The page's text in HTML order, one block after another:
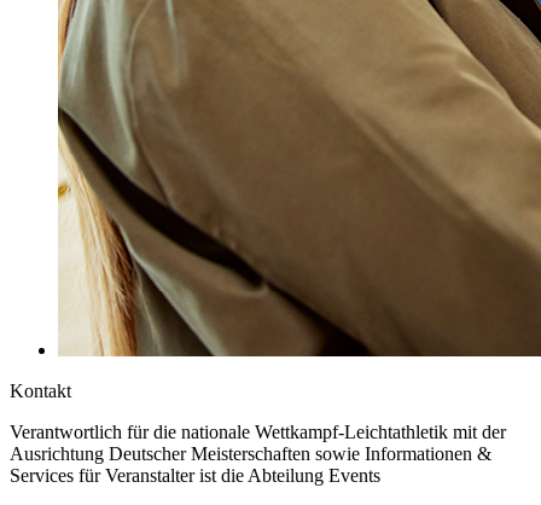
Kontakt
Verantwortlich für die nationale Wettkampf-Leichtathletik mit der
Ausrichtung Deutscher Meisterschaften sowie Informationen &
Services für Veranstalter ist die Abteilung Events